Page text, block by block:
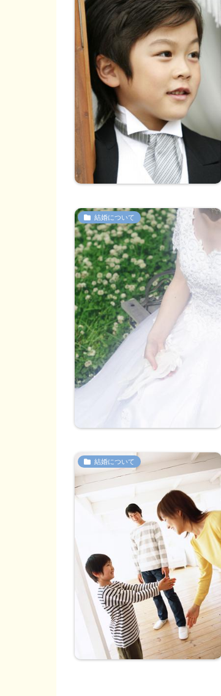
結婚について
結婚について